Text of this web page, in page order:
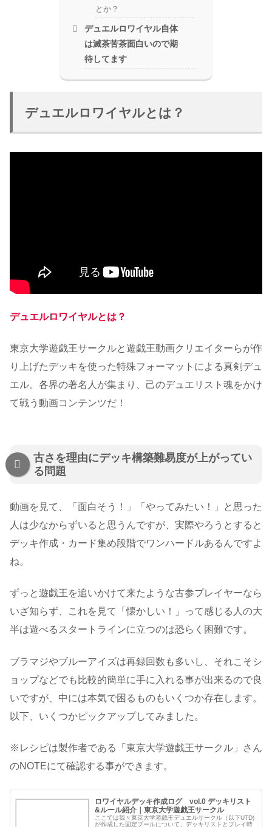
とか？
デュエルロワイヤル自体
は滅茶苦茶面白いので期
待してます
デュエルロワイヤルとは？
デュエルロワイヤルとは？
東京大学遊戯王サークルと遊戯王動画クリエイターらが作
り上げたデッキを使った特殊フォーマットによる真剣デュ
エル。各界の著名人が集まり、己のデュエリスト魂をかけ
て戦う動画コンテンツだ！
古さを理由にデッキ構築難易度が上がってい
る問題
動画を見て、「面白そう！」「やってみたい！」と思った
人は少なからずいると思うんですが、実際やろうとすると
デッキ作成・カード集め段階でワンハードルあるんですよ
ね。
ずっと遊戯王を追いかけて来たような古参プレイヤーなら
いざ知らず、これを見て「懐かしい！」って感じる人の大
半は遊べるスタートラインに立つのは恐らく困難です。
ブラマジやブルーアイズは再録回数も多いし、それこそシ
ョップなどでも比較的簡単に手に入れる事が出来るので良
いですが、中には本気で困るものもいくつか存在します。
以下、いくつかピックアップしてみました。
※レシピは製作者である「東京大学遊戯王サークル」さん
のNOTEにて確認する事ができます。
ロワイヤルデッキ作成ログ vol.0 デッキリスト
&ルール紹介｜東京大学遊戯王サークル
ここでは我々東京大学遊戯王デュエルサークル（以下UTD)
が作成した固定プールについて、デッキリストとプレイ時